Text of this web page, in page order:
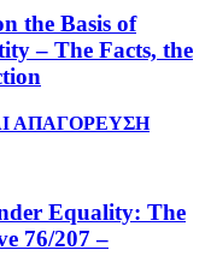
the Basis of
– The Facts, the
ΑΠΑΓΟΡΕΥΣΗ
Equality: The
76/207 –